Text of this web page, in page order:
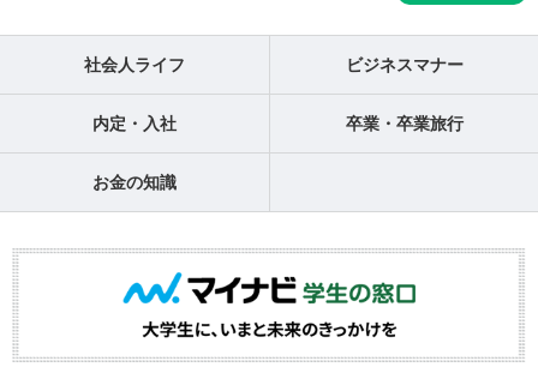
社会人ライフ ビジネスマナー
内定・入社 卒業・卒業旅行
お金の知識